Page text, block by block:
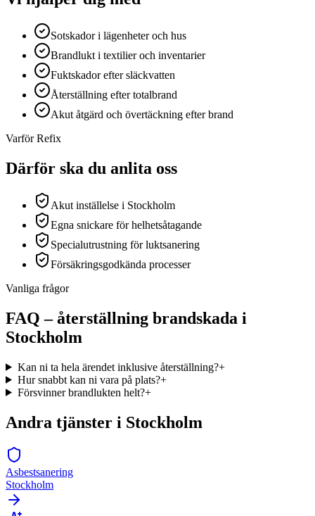
Sotskador i lägenheter och hus
Brandlukt i textilier och inventarier
Fuktskador efter släckvatten
Återställning efter totalbrand
Akut åtgärd och övertäckning efter brand
Varför Refix
Därför ska du anlita oss
Akut inställelse i Stockholm
Egna snickare för helhetsåtagande
Specialutrustning för luktsanering
Försäkringsgodkända processer
Vanliga frågor
FAQ –återställning brandskada i
Stockholm
Kan ni ta hela ärendet inklusive återställning?+
Hur snabbt kan ni vara på plats?+
Försvinner brandlukten helt?+
Andra tjänster i Stockholm
Asbestsanering
Stockholm